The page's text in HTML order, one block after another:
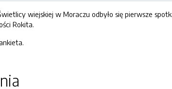
wiejskiej w Moraczu odbyło się pierwsze
Rokita.